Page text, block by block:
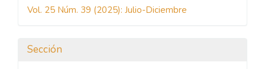
Vol. 25 Núm. 39 (2025): Julio-Diciembre
Sección